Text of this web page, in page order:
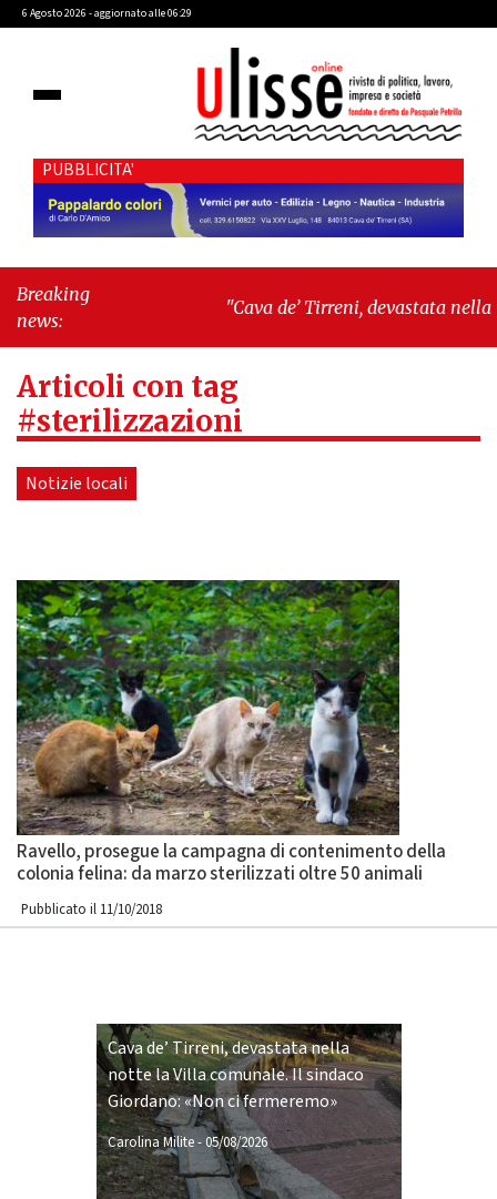
6 Agosto 2026 - aggiornato alle 06:29
PUBBLICITA'
Breaking
news:
"Cava de’ Tirreni, devastata nella
"Italia sospesa tra identità, fragilità
sociali e pressioni economiche"
Articoli con tag
#sterilizzazioni
Notizie locali
Ravello, prosegue la campagna di contenimento della
colonia felina: da marzo sterilizzati oltre 50 animali
Pubblicato il 11/10/2018
Cava de’ Tirreni, devastata nella
notte la Villa comunale. Il sindaco
Giordano: «Non ci fermeremo»
Carolina Milite- 05/08/2026